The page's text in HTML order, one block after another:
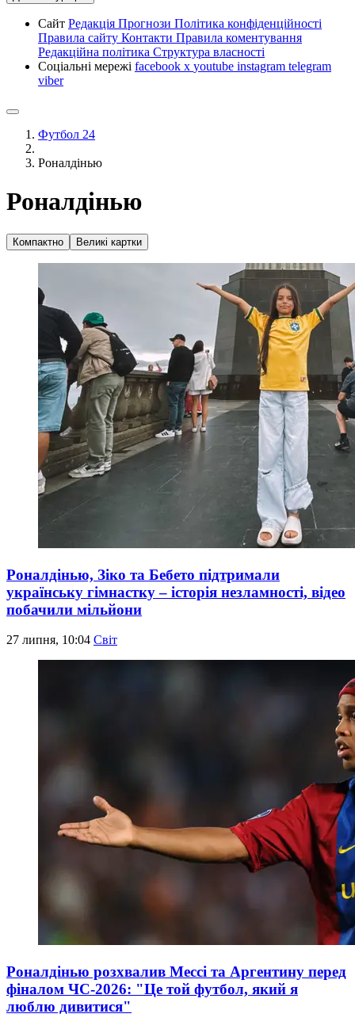
Сайт Редакція Прогнози Політика конфіденційності
Правила сайту Контакти Правила коментування
Редакційна політика Структура власності
Соціальні мережі facebook x youtube instagram telegram
viber
Футбол 24
Роналдінью
Роналдінью
Компактно Великі картки
Роналдінью, Зіко та Бебето підтримали
українську гімнастку – історія незламності, відео
побачили мільйони
27 липня, 10:04 Світ
Роналдінью розхвалив Мессі та Аргентину перед
фіналом ЧС-2026: "Це той футбол, який я
люблю дивитися"